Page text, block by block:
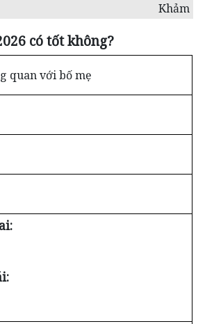
Khảm
có tốt không?
quan với bố mẹ